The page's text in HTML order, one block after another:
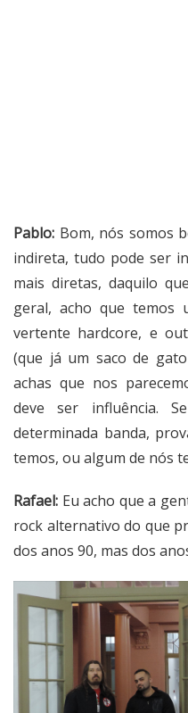
Pablo: Bom, nós somos
indireta, tudo pode ser
mais diretas, daquilo
geral, acho que temos
vertente hardcore, e
(que já um saco de
achas que nos
deve ser influência.
determinada banda,
temos, ou algum de nós
Rafael: Eu acho que a
rock alternativo do que
dos anos 90, mas dos